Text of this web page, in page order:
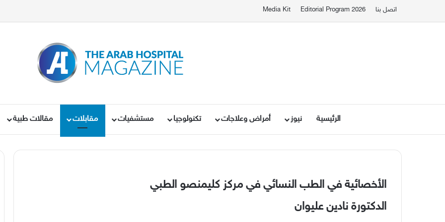
اتصل بنا Editorial Program 2026
Media Kit
الرئيسية نيوز أمراض وعلاجات تكنولوجيا مستشفيات مقابلات مقالات طبية
الأخصائية في الطب النسائي في مركز كليمنصو الطبي
الدكتورة نادين عليوان